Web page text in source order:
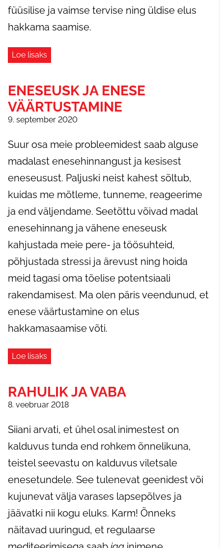
füüsilise ja vaimse tervise ning üldise elus
hakkama saamise.
Loe lisaks
ENESEUSK JA ENESE
VÄÄRTUSTAMINE
9. september 2020
Suur osa meie probleemidest saab alguse
madalast enesehinnangust ja kesisest
eneseusust. Paljuski neist kahest sõltub,
kuidas me mõtleme, tunneme, reageerime
ja end väljendame. Seetõttu võivad madal
enesehinnang ja vähene eneseusk
kahjustada meie pere- ja töösuhteid,
põhjustada stressi ja ärevust ning hoida
meid tagasi oma tõelise potentsiaali
rakendamisest. Ma olen päris veendunud, et
enese väärtustamine on elus
hakkamasaamise võti.
Loe lisaks
RAHULIK JA VABA
8. veebruar 2018
Siiani arvati, et ühel osal inimestest on
kalduvus tunda end rohkem õnnelikuna,
teistel seevastu on kalduvus viletsale
enesetundele. See tulenevat geenidest või
kujunevat välja varases lapsepõlves ja
jäävatki nii kogu eluks. Karm! Õnneks
näitavad uuringud, et regulaarse